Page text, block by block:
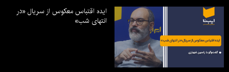
ایده اقتباس معکوس از سریال «در
انتهای شب»